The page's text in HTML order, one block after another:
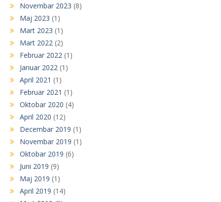
Novembar 2023 (8)
Maj 2023 (1)
Mart 2023 (1)
Mart 2022 (2)
Februar 2022 (1)
Januar 2022 (1)
April 2021 (1)
Februar 2021 (1)
Oktobar 2020 (4)
April 2020 (12)
Decembar 2019 (1)
Novembar 2019 (1)
Oktobar 2019 (6)
Juni 2019 (9)
Maj 2019 (1)
April 2019 (14)